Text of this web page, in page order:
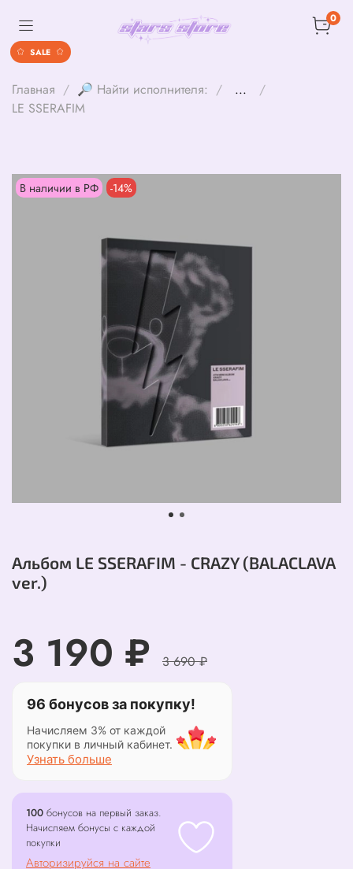
0
Главная 🔎 Найти исполнителя:
...
LE SSERAFIM
В наличии в РФ -14%
Альбом LE SSERAFIM - CRAZY (BALACLAVA
ver.)
3 190 ₽ 3 690 ₽
96 бонусов за покупку!
Начисляем 3% от каждой
покупки в личный кабинет.
Узнать больше
100 бонусов на первый заказ.
Начисляем бонусы с каждой
покупки
Авторизируйся на сайте